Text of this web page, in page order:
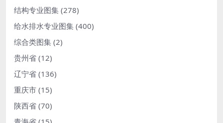
结构专业图集 (278)
给水排水专业图集 (400)
综合类图集 (2)
贵州省 (12)
辽宁省 (136)
重庆市 (15)
陕西省 (70)